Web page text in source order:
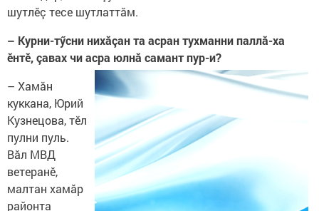
шутлӗç тесе шутлаттăм.
– Курни-тӳсни нихăçан та асран тухманни паллă-ха
ӗнтӗ, çавах чи асра юлнă самант пур-и?
– Хамăн
куккана, Юрий
Кузнецова, тӗл
пулни пуль.
Вăл МВД
ветеранӗ,
малтан хамăр
районта